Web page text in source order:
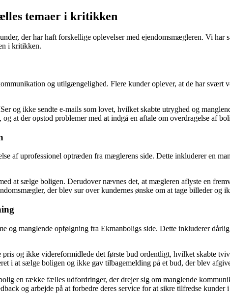
temaer i kritikken
der har haft forskellige oplevelser med ejendomsmægleren. Vi har
i kritikken.
og utilgængelighed. Flere kunder oplever, at de har svært
og ikke sendte e-mails som lovet, hvilket skabte utryghed og
at der opstod problemer med at indgå en aftale om overdragelse af
af uprofessionel optræden fra mæglerens side. Dette inkluderer en
at sælge boligen. Derudover nævnes det, at mægleren aflyste en
der blev sur over kundernes ønske om at tage billeder og
og manglende opfølgning fra Ekmanboligs side. Dette inkluderer
og ikke videreformidlede det første bud ordentligt, hvilket skabte
i at sælge boligen og ikke gav tilbagemelding på et bud, der blev
en række fælles udfordringer, der drejer sig om manglende
og arbejde på at forbedre deres service for at sikre tilfredse kunder